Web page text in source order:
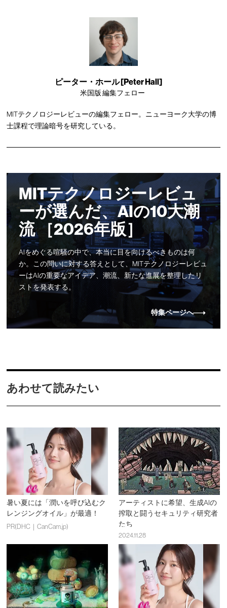
ピーター・ホール [Peter Hall]
米国版 編集フェロー
MITテクノロジーレビューの編集フェロー。ニューヨーク大学の博
士課程で理論暗号を研究している。
MITテクノロジーレビュ
ーが選んだ、AIの10大潮
流 ［2026年版］
AIをめぐる喧騒の中で、本当に目を向けるべきものは何
か。この問いに対する答えとして、MITテクノロジーレビュ
ーはAIの重要なアイデア、潮流、新たな進展を整理したリ
ストを発表する。
特集ページへ
あわせて読みたい
暑い夏には「潤いを呼び込むク
レンジングオイル」が最適！
PR(DHC｜CanCam.jp)
アーティストに希望、生成AIの
搾取と闘うセキュリティ研究者
たち
2024.11.28